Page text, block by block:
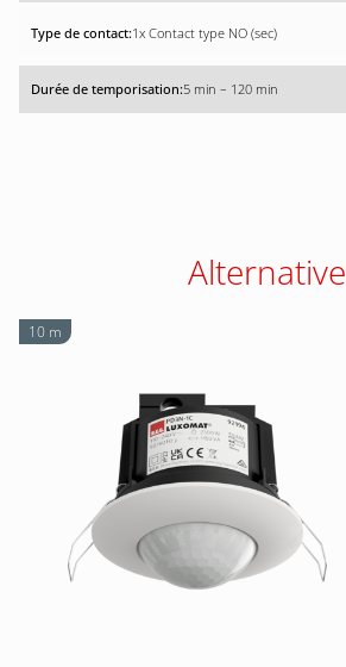
1x Contact type NO (sec)
5 min – 120 min
Alternative
10 m